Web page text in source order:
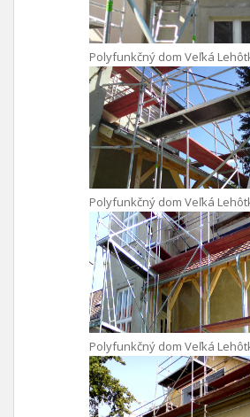
Polyfunkčný dom Veľká
Polyfunkčný dom Veľká
Polyfunkčný dom Veľká